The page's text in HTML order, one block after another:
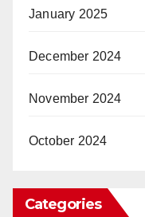
January 2025
December 2024
November 2024
October 2024
Categories